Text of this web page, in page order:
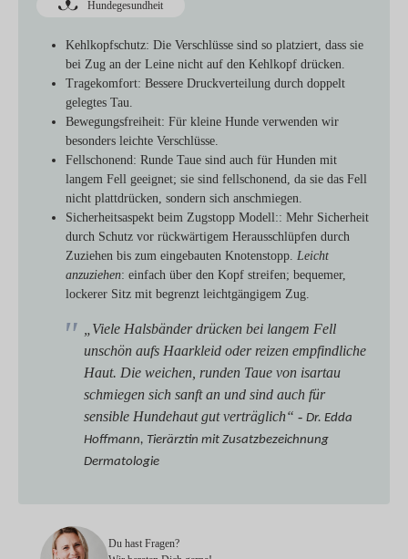
Hundegesundheit
Kehlkopfschutz: Die Verschlüsse sind so platziert, dass sie
bei Zug an der Leine nicht auf den Kehlkopf drücken.
Tragekomfort: Bessere Druckverteilung durch doppelt
gelegtes Tau.
Bewegungsfreiheit: Für kleine Hunde verwenden wir
besonders leichte Verschlüsse.
Fellschonend: Runde Taue sind auch für Hunden mit
langem Fell geeignet; sie sind fellschonend, da sie das Fell
nicht plattdrücken, sondern sich anschmiegen.
Sicherheitsaspekt beim Zugstopp Modell:: Mehr Sicherheit
durch Schutz vor rückwärtigem Herausschlüpfen durch
Zuziehen bis zum eingebauten Knotenstopp. Leicht
anzuziehen: einfach über den Kopf streifen; bequemer,
lockerer Sitz mit begrenzt leichtgängigem Zug.
„Viele Halsbänder drücken bei langem Fell
unschön aufs Haarkleid oder reizen empfindliche
Haut. Die weichen, runden Taue von isartau
schmiegen sich sanft an und sind auch für
sensible Hundehaut gut verträglich“ - Dr. Edda
Hoffmann, Tierärztin mit Zusatzbezeichnung
Dermatologie
Du hast Fragen?